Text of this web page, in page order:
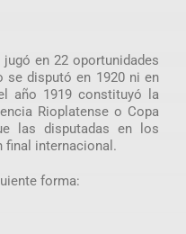
en 22 oportunidades
se disputó en 1920 ni en
año 1919 constituyó la
Rioplatense o Copa
las disputadas en los
final internacional.
forma: